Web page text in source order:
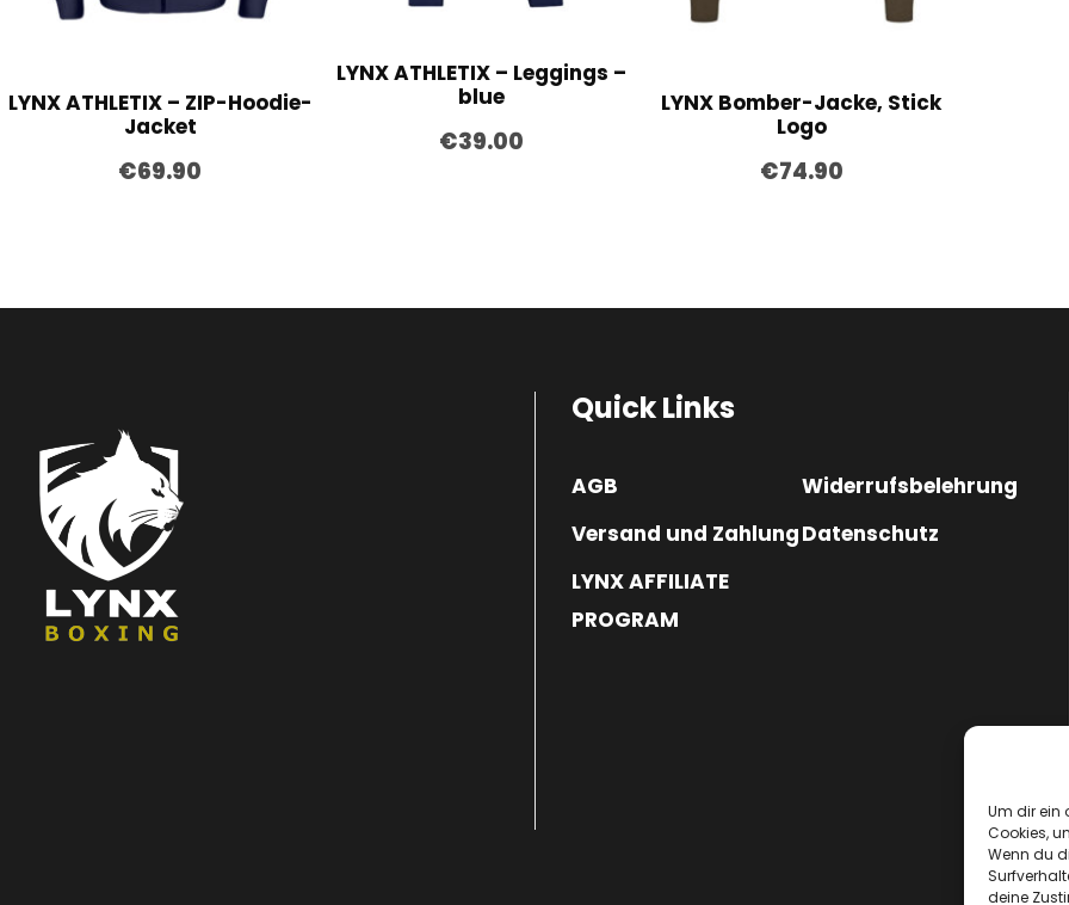
Um dir ein
Cookies,
Wenn du
deine
LYNX ATHLETIX – ZIP-Hoodie-
Jacket
€69.90
LYNX ATHLETIX – Leggings –
blue
€39.00
LYNX Bomber-Jacke, Stick
Logo
€74.90
Quick Links
AGB
Widerrufsbelehrung
Versand und ZahlungDatenschutz
LYNX AFFILIATE
PROGRAM